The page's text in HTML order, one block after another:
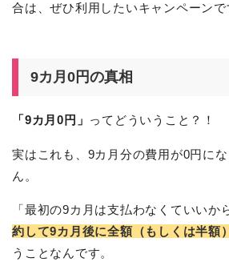
合は、ぜひ利用したいキャンペーンで
9カ月0円の真相
「9カ月0円」 ってどういうこと？！
実はこれも、9カ月分の費用が0円に
ん。
「最初の9カ月は支払わなくていいか
約して9カ月後に全額（もしくは半額
うことなんです。